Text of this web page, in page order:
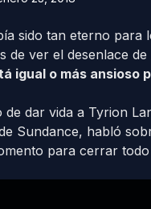
sido tan eterno para
de ver el desenlace
igual o más ansioso
de dar vida a Tyrion
Sundance, habló
para cerrar